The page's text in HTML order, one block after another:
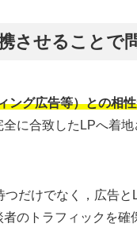
させることで
ング広告等）との相
に合致したLPへ着
つだけでなく，広告
のトラフィックを確